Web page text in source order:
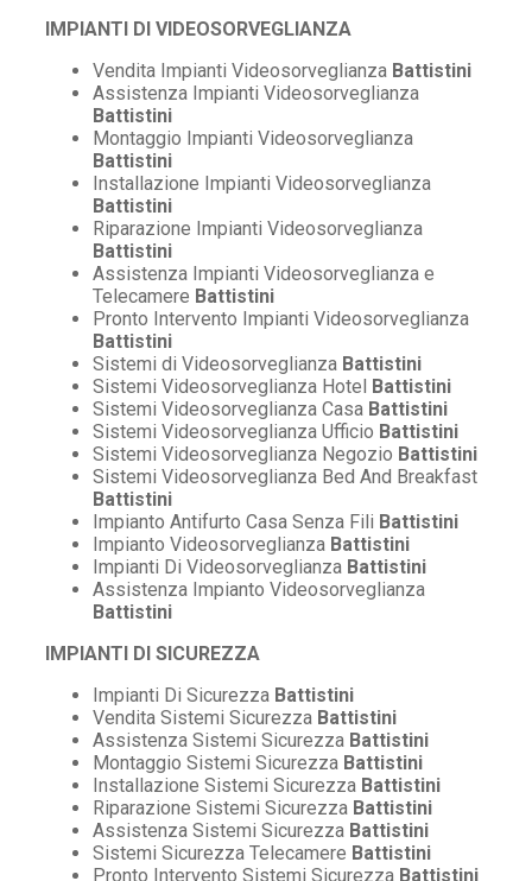
IMPIANTI DI VIDEOSORVEGLIANZA
Vendita Impianti Videosorveglianza Battistini
Assistenza Impianti Videosorveglianza
Battistini
Montaggio Impianti Videosorveglianza
Battistini
Installazione Impianti Videosorveglianza
Battistini
Riparazione Impianti Videosorveglianza
Battistini
Assistenza Impianti Videosorveglianza e
Telecamere Battistini
Pronto Intervento Impianti Videosorveglianza
Battistini
Sistemi di Videosorveglianza Battistini
Sistemi Videosorveglianza Hotel Battistini
Sistemi Videosorveglianza Casa Battistini
Sistemi Videosorveglianza Ufficio Battistini
Sistemi Videosorveglianza Negozio Battistini
Sistemi Videosorveglianza Bed And Breakfast
Battistini
Impianto Antifurto Casa Senza Fili Battistini
Impianto Videosorveglianza Battistini
Impianti Di Videosorveglianza Battistini
Assistenza Impianto Videosorveglianza
Battistini
IMPIANTI DI SICUREZZA
Impianti Di Sicurezza Battistini
Vendita Sistemi Sicurezza Battistini
Assistenza Sistemi Sicurezza Battistini
Montaggio Sistemi Sicurezza Battistini
Installazione Sistemi Sicurezza Battistini
Riparazione Sistemi Sicurezza Battistini
Assistenza Sistemi Sicurezza Battistini
Sistemi Sicurezza Telecamere Battistini
Pronto Intervento Sistemi Sicurezza Battistini